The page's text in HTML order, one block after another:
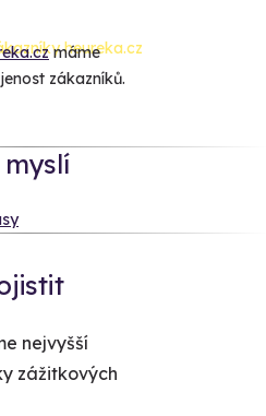
máme
zákazníků.
myslí
nejvyšší
zážitkových